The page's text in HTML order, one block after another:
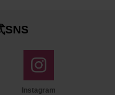
SNS
Instagram